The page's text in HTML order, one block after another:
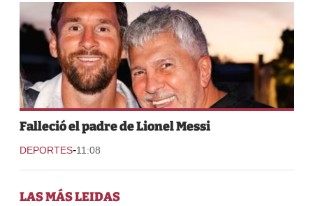
Falleció el padre de Lionel Messi
DEPORTES-11:08
LAS MÁS LEIDAS